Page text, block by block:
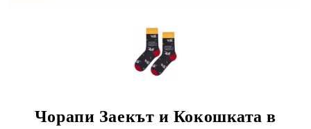
Чорапи Заекът и Кокошката в